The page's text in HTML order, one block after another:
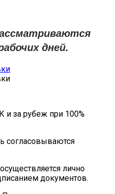
дней.
и за рубеж при 100%
согласовываются
лично
документов.